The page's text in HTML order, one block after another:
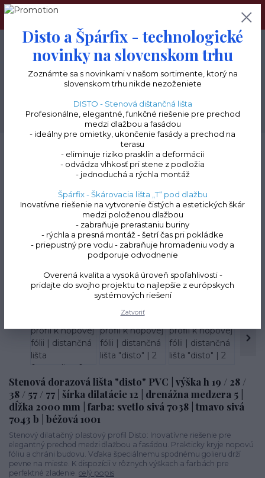
Navštívte tiež náš terceshop.sk, kde nájdete kompletný
Menu
Hľadať
+421 903 277 085
0
Stenový dilatačný profil "DISTO" Ukončovací profil pre nopovú fóliu
Ukončovací profil k nopovej fólii | distančná lišta "disto" | 2 m
Ukončovací profil k nopovej
fólii | distančná lišta "disto" |
2 m
Stenová dorazová lišta "disto" PVC | výška h 19 / 28 /
38 / 57 / 77 | šírka dilatácie 12 | drenážna medzera 5 |
dĺžka 2000 mm | farba: svetlo sivá 7038 | tmavo sivá
7043 b | béžová 1001
Stenový dilatačný plastový profil Disto: Inovatívne riešenie pre
elegantný prechod medzi dlažbou a fasádou. Prakticky kryje nopovú
fóliu a chráni budovu. Vďaka špeciálnemu spodnému golieru drží
pevne na mieste. K dispozícii v rôznych výškach a farbách pre
perfektné zladenie. celý popis
Disto a Špárfix - technologické
novinky na slovenskom trhu
Zoznámte sa s novinkami v našom sortimente, ktorý na
slovenskom trhu nikde nezoženiete
DISTO - Stenová dištančná lišta
Profesionálne, elegantné, funkčné riešenie pre prechod
medzi dlažbou a fasádou
- ideálny pre omietky, ukončenie fasády a prechod na
terasu
- eliminuje riziko prasklín a deformácii
- odvádza vlhkosť pri stene z podložia
- jednoduchá a rýchla montáž
Špárfix - Škárovacia lišta „T“ pod dlažbu
Inovatívne riešenie na vytvorenie čistých a estetických škár
medzi položenou dlažbou
- zabraňuje prerastaniu buriny
- rýchla a presná montáž - šetrí čas pri pokládke
- priepustný pre vodu - zabraňuje hromadeniu vody a
podporuje odvodnenie
Overená kvalita a vysoká úroveň spoľahlivosti -
pridajte do svojho projektu to najlepšie z európskych
systémových riešení
Zatvoriť